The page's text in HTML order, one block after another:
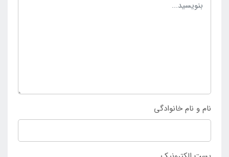
استفاده و بهره برداری آماده می گردد. به این ترتیب هم
نام و نام خانوادگی